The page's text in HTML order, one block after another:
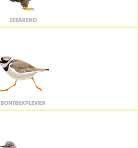
ZEEAREND
BONTBEKPLEVIER